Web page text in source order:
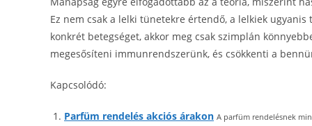
Ez nem csak a lelki tünetekre értendő, a lelkiek
konkrét betegséget, akkor meg csak szimplán
megesősíteni immunrendszerünk, és csökkenti a
Kapcsolódó:
Parfüm rendelés akciós árakon A parfüm rendelésnek